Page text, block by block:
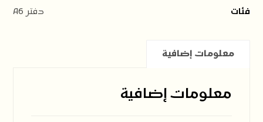
فئات دفتر A6
معلومات إضافية
معلومات إضافية